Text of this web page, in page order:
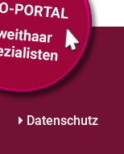
Datenschutz